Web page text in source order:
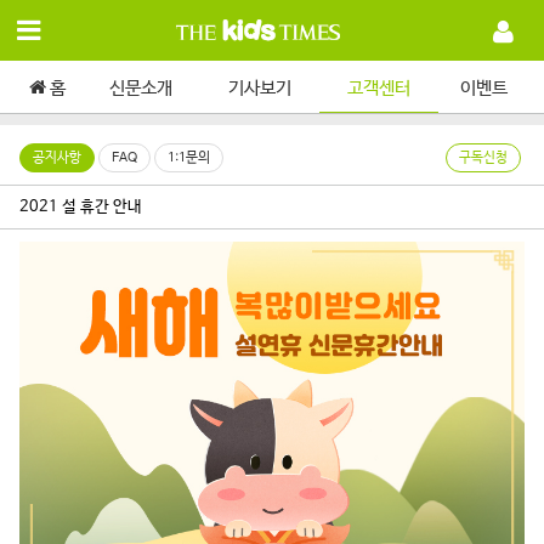
홈 신문소개 기사보기 고객센터 이벤트
공지사항 FAQ 1:1문의 구독신청
2021 설 휴간 안내